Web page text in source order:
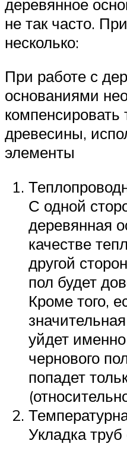
деревянное
не так часто.
несколько:
При работе с
основаниями
компенсировать
древесины,
элементы
С одной
деревянная
качестве
другой
пол будет
Кроме того,
уйдет
чернового
попадет
Укладка